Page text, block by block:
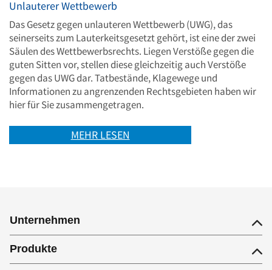
Unlauterer Wettbewerb
Das Gesetz gegen unlauteren Wettbewerb (UWG), das
seinerseits zum Lauterkeitsgesetzt gehört, ist eine der zwei
Säulen des Wettbewerbsrechts. Liegen Verstöße gegen die
guten Sitten vor, stellen diese gleichzeitig auch Verstöße
gegen das UWG dar. Tatbestände, Klagewege und
Informationen zu angrenzenden Rechtsgebieten haben wir
hier für Sie zusammengetragen.
MEHR LESEN
Unternehmen
Produkte